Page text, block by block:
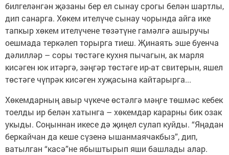
билгеләнгән җәзаны бер ел сынау срогы белән шартлы,
дип санарга. Хөкем ителүче сынау чорында айга ике
тапкыр хөкем ителүчене төзәтүне гамәлгә ашыручы
оешмада теркәлеп торырга тиеш. Җинаять эше буенча
дәлилләр – соры төстәге кухня пычагын, ак марля
кисәген юк итәргә, зәңгәр төстәге ир-ат свитерын, яшел
төстәге чүпрәк кисәген хуҗасына кайтарырга...
Хөкемдарның авыр чүкече өстәлгә мәңге төшмәс кебек
тоелды ир белән хатынга – хөкемдар карарны бик озак
укыды. Соңыннан икесе дә җиңел сулап куйды. “Яңадан
беркайчан да кеше сүзенә ышанмаячакбыз”, дип,
ватылган “касә”не ябыштырып яши башлады алар.